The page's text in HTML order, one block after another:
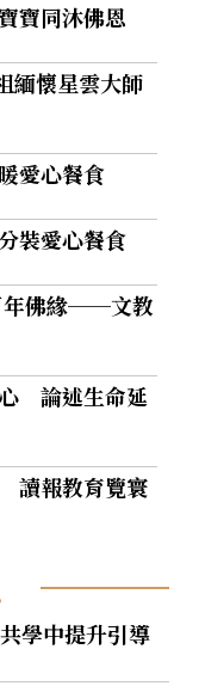
寶同沐佛恩
緬懷星雲大師
愛心餐食
裝愛心餐食
年佛緣──文教
論述生命延
讀報教育覽寰
學中提升引導